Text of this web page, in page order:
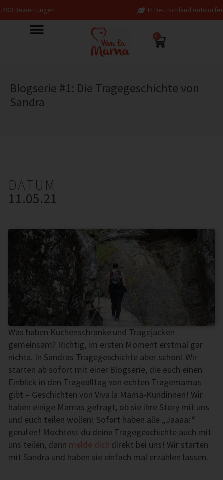
In Deutschland entworfen – fair in Europa
0
Blogserie #1: Die Tragegeschichte von
Sandra
DATUM
11.05.21
Was haben Küchenschränke und Tragejacken
gemeinsam? Richtig, im ersten Moment erstmal gar
nichts. In Sandras Tragegeschichte aber schon! Wir
starten ab sofort mit einer Blogserie, die euch einen
Einblick in den Tragealltag von echten Tragemamas
gibt – Geschichten von Viva la Mama-Kundinnen! Wir
haben einige Mamas gefragt, ob sie ihre Story mit uns
und euch teilen wollen! Sofort haben alle „Jaaaa!“
gerufen! Möchtest du deine Tragegeschichte auch mit
uns teilen, dann melde dich direkt bei uns! Wir starten
mit Sandra und haben sie einfach mal erzählen lassen.